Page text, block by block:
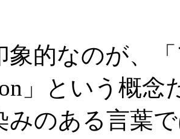
象的なのが、
」という概
みのある言葉